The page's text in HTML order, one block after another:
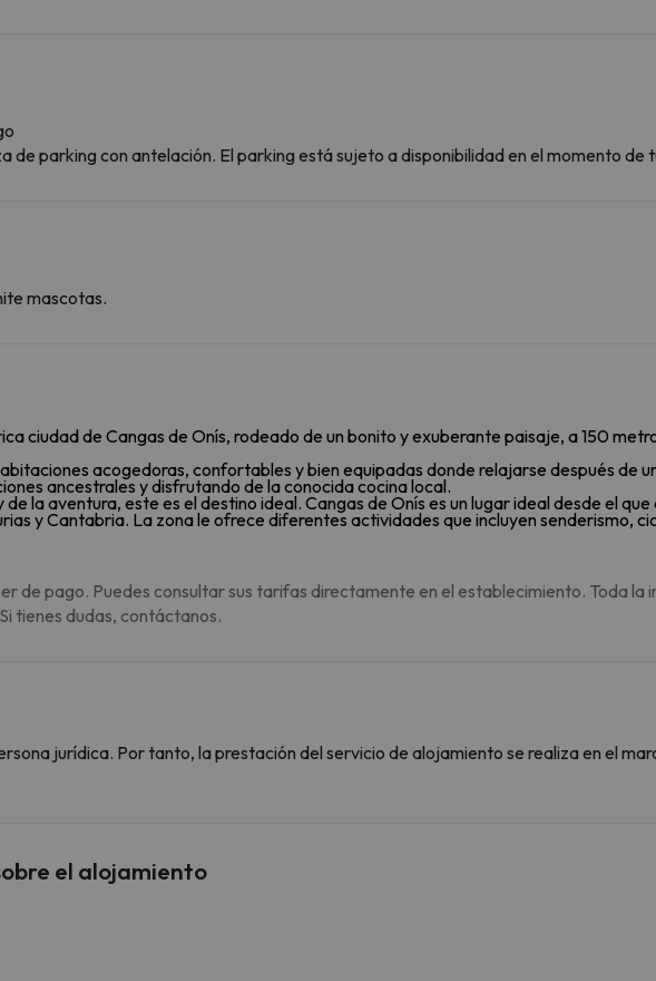
de parking con antelación. El parking está sujeto a disponibilidad en el momento de
mascotas.
ciudad de Cangas de Onís, rodeado de un bonito y exuberante paisaje, a 150
acogedoras, confortables y bien equipadas donde relajarse después de
ancestrales y disfrutando de la conocida cocina local.
la aventura, este es el destino ideal. Cangas de Onís es un lugar ideal desde el
y Cantabria. La zona le ofrece diferentes actividades que incluyen senderismo,
de pago. Puedes consultar sus tarifas directamente en el establecimiento. Toda
tienes dudas, contáctanos.
jurídica. Por tanto, la prestación del servicio de alojamiento se realiza en el
el alojamiento